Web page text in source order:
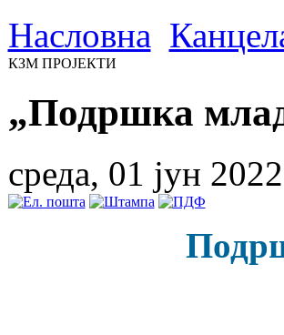
Насловна
КЗМ ПРОЈЕКТИ
„Подршка
среда, 01 јун